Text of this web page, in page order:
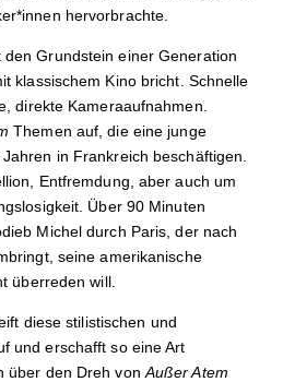
hervorbrachte.
den Grundstein einer Generation
klassischem Kino bricht. Schnelle
direkte Kameraaufnahmen.
Themen auf, die eine junge
in Frankreich beschäftigen.
Entfremdung, aber auch um
Über 90 Minuten
Michel durch Paris, der nach
seine amerikanische
überreden will.
diese stilistischen und
und erschafft so eine Art
über den Dreh von Außer Atem